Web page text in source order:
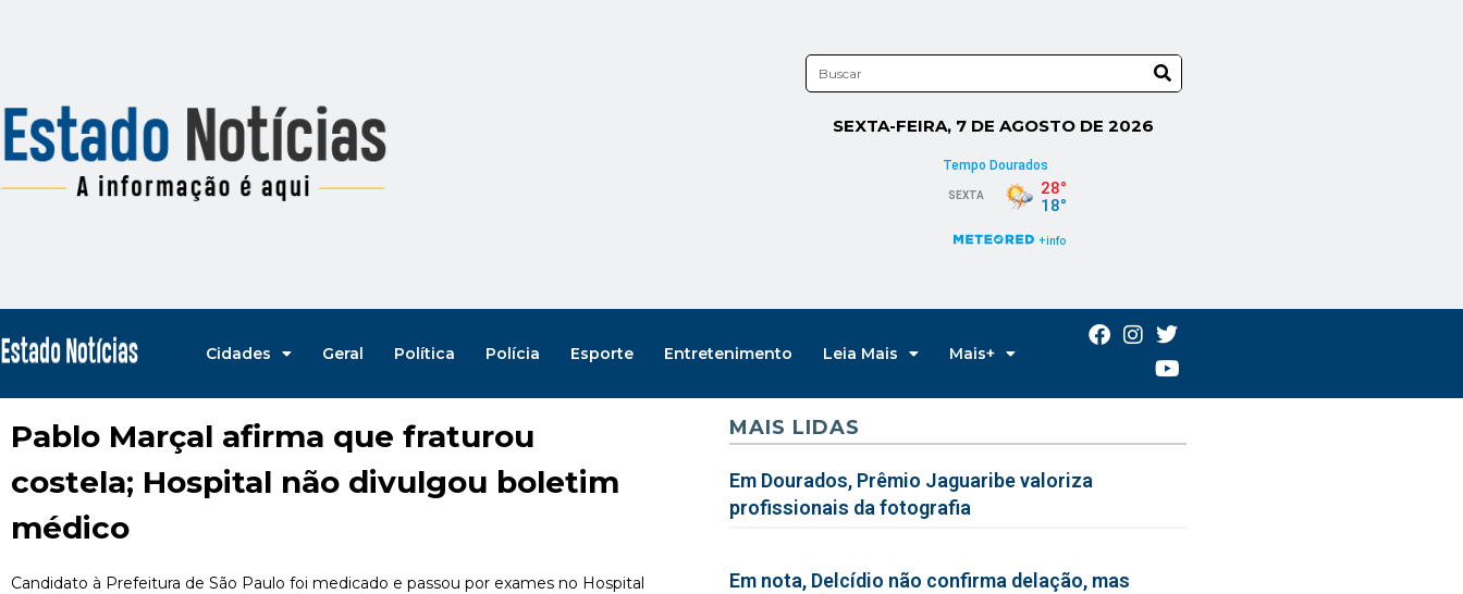
SEXTA-FEIRA, 7 DE AGOSTO DE 2026
Cidades Geral Política Polícia Esporte Entretenimento Leia Mais Mais+
Pablo Marçal afirma que fraturou
costela; Hospital não divulgou boletim
médico
Candidato à Prefeitura de São Paulo foi medicado e passou por exames no Hospital
MAIS LIDAS
Em Dourados, Prêmio Jaguaribe valoriza
profissionais da fotografia
Em nota, Delcídio não confirma delação, mas